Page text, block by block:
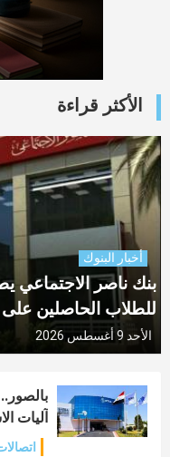
الأكثر قراءة
أخبار البنوك
بنك ناصر الاجتماعي
للطلاب الحاصلين
الأحد 9 أغسطس 2026
آليات